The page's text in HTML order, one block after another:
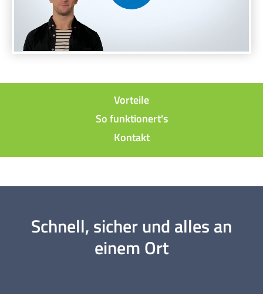
Vorteile
So funktionert's
Kontakt
Schnell, sicher und alles an
einem Ort